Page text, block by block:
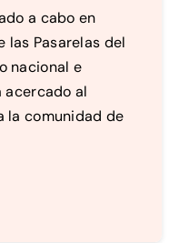
a cabo en
las Pasarelas del
nacional e
acercado al
la comunidad de